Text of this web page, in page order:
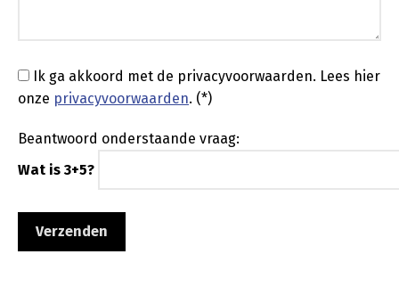
Ik ga akkoord met de privacyvoorwaarden. Lees hier
onze privacyvoorwaarden. (*)
Beantwoord onderstaande vraag:
Wat is 3+5?